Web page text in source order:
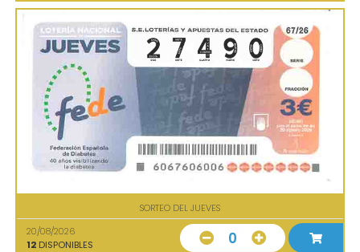
SORTEO DEL JUEVES
20/08/2026
12 DISPONIBLES 0